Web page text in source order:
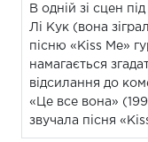
В одній зі сцен
Лі Кук (вона
пісню «Kiss Me»
намагається
відсилання до
«Це все вона»
звучала пісня